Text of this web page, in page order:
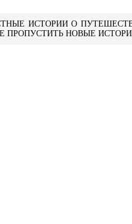
ИСТОРИИ О
ПРОПУСТИТЬ НОВЫЕ